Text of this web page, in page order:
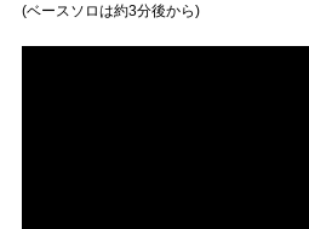
(ベースソロは約3分後から)